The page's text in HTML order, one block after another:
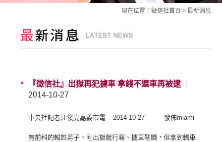
現在位置： 徵信社首頁 > 最新消息
『徵信社』出獄再犯擄車 拿錢不還車再被逮
2014-10-27
中央社記者江俊亮嘉義市電 – 2014-10-27 發佈miami
有前科的賴姓男子，剛出獄就行竊、擄車勒贖，但拿到轎車